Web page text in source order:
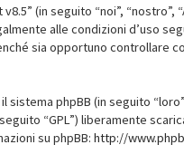
v8.5” (in seguito “noi”,
alle condizioni d’uso
sia opportuno controllare
sistema phpBB (in seguito
seguito “GPL”) liberamente
su phpBB:http://